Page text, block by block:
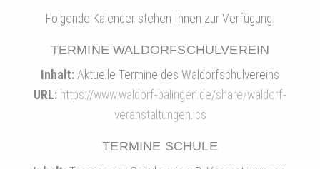
Folgende Kalender stehen Ihnen zur Verfügung:
TERMINE WALDORFSCHULVEREIN
Inhalt: Aktuelle Termine des Waldorfschulvereins
URL: https://www.waldorf-balingen.de/share/waldorf-
veranstaltungen.ics
TERMINE SCHULE